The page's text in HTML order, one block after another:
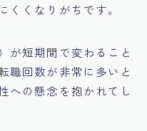
くくなりがちです。
が短期間で変わること
職回数が非常に多いと
への懸念を抱かれてし